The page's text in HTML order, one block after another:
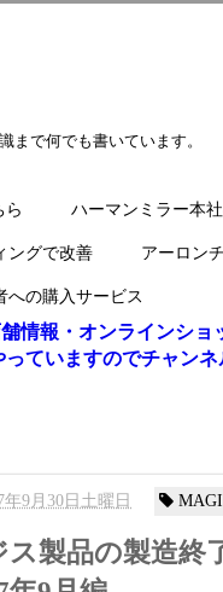
まで何でも書いています。
ら ハーマンミラー本
ングで改善 アーロン
への購入サービス
情報・オンラインショ
っていますのでチャン
年9月30日土曜日
ス製品の製造終